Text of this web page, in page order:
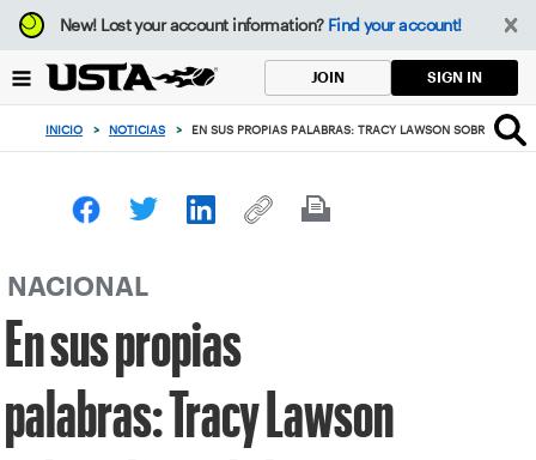
Enfoque
desde
botón
volver
principio
New!Lost your account information? Find your account!
JOIN SIGN IN
INICIO > NOTICIAS > EN SUS PROPIAS PALABRAS: TRACY LAWSON SOBRE EL
NACIONAL
En sus propias
palabras: Tracy Lawson